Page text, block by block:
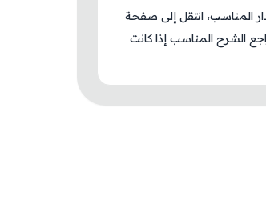
المناسب، انتقل إلى صفحة
راجع الشرح المناسب إذا كانت